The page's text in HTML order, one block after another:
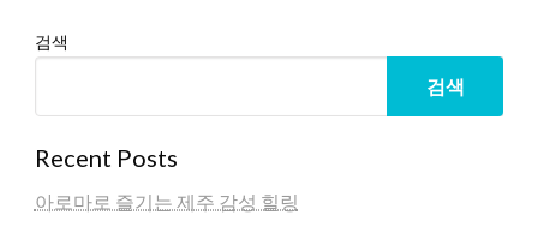
검색
검색
Recent Posts
아로마로 즐기는 제주 감성 힐링